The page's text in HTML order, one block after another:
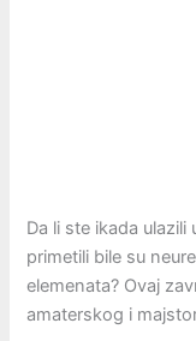
Da li ste ikada
primetili bile su
elemenata? Ovaj
amaterskog i